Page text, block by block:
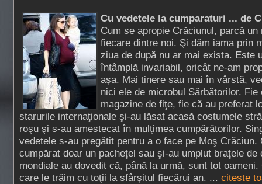
Cu vedetele la cumparaturi ... de
Cum se apropie Crăciunul, parcă
fiecare dintre noi. Şi dăm iama prin
ziua de după nu ar mai exista. Este
întâmplă invariabil, oricât ne-am
aşa. Mai tinere sau mai în vârstă,
nici ele de microbul Sărbătorilor. Fie
magazine de fiţe, fie că au preferat
starurile internaţionale şi-au lăsat acasă costumele
roşu şi s-au amestecat în mulţimea cumpărătorilor.
vedetele s-au pregătit pentru a o face pe Moş Crăciun.
cumpărat doar un pacheţel sau şi-au umplut braţele
mondiale au dovedit că, până la urmă, sunt tot
care le trăim cu toţii la sfârşitul fiecărui an. ... citeste